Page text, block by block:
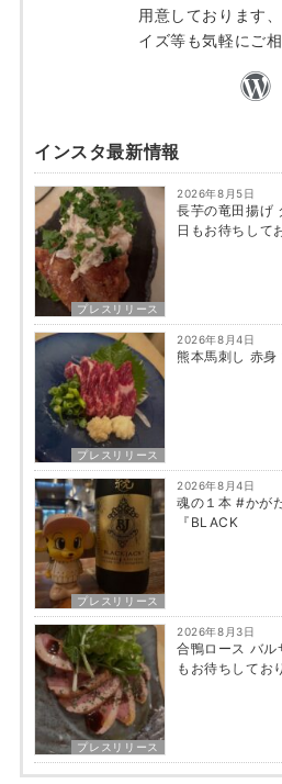
用意しております
イズ等も気軽にご
インスタ最新情報
プレスリリース
2026年8月5日
長芋の竜田揚げ
日もお待ちして
プレスリリース
2026年8月4日
熊本馬刺し 赤
プレスリリース
2026年8月4日
魂の１本 #かが
『BLACK
プレスリリース
2026年8月3日
合鴨ロース バル
もお待ちしてお